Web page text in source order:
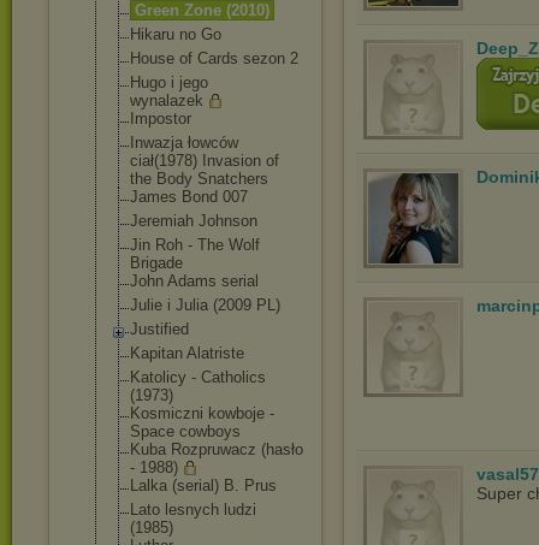
Green Zone (2010)
Hikaru no Go
House of Cards sezon 2
Hugo i jego
wynalazek
Impostor
Inwazja łowców
ciał(1978) Invasion of
the Body Snatchers
James Bond 007
Jeremiah Johnson
Jin Roh - The Wolf
Brigade
John Adams serial
Julie i Julia (2009 PL)
Justified
Kapitan Alatriste
Katolicy - Catholics
(1973)
Kosmiczni kowboje -
Space cowboys
Kuba Rozpruwacz (hasło
- 1988)
Lalka (serial) B. Prus
Lato lesnych ludzi
(1985)
Super